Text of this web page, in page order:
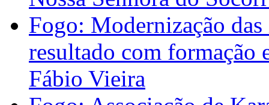
Fogo: Modernização
resultado com formação
Fábio Vieira